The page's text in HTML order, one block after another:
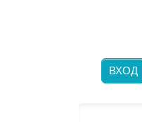
ВХОД